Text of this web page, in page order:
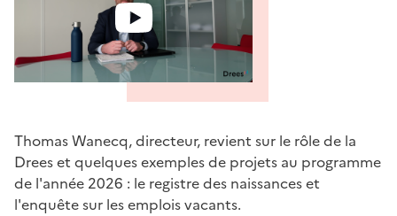
Thomas Wanecq, directeur, revient sur le rôle de la
Drees et quelques exemples de projets au programme
de l'année 2026 : le registre des naissances et
l'enquête sur les emplois vacants.